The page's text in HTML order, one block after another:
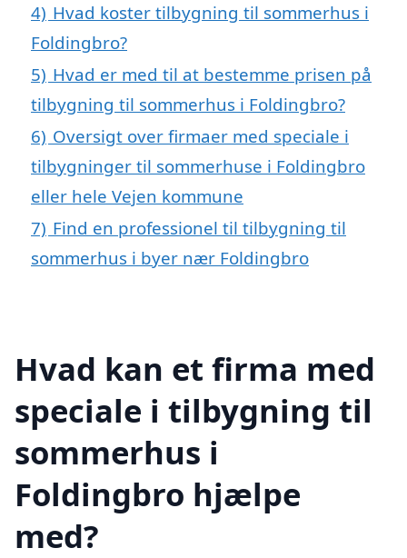
4) Hvad koster tilbygning til sommerhus i
Foldingbro?
5) Hvad er med til at bestemme prisen på
tilbygning til sommerhus i Foldingbro?
6) Oversigt over firmaer med speciale i
tilbygninger til sommerhuse i Foldingbro
eller hele Vejen kommune
7) Find en professionel til tilbygning til
sommerhus i byer nær Foldingbro
Hvad kan et firma med
speciale i tilbygning til
sommerhus i
Foldingbro hjælpe
med?